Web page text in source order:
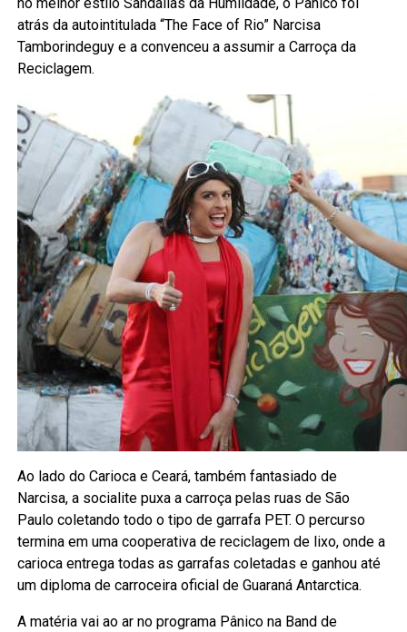
atrás da autointitulada “The Face of Rio” Narcisa
Tamborindeguy e a convenceu a assumir a Carroça da
Reciclagem.
Ao lado do Carioca e Ceará, também fantasiado de
Narcisa, a socialite puxa a carroça pelas ruas de São
Paulo coletando todo o tipo de garrafa PET. O percurso
termina em uma cooperativa de reciclagem de lixo, onde a
carioca entrega todas as garrafas coletadas e ganhou até
um diploma de carroceira oficial de Guaraná Antarctica.
A matéria vai ao ar no programa Pânico na Band de